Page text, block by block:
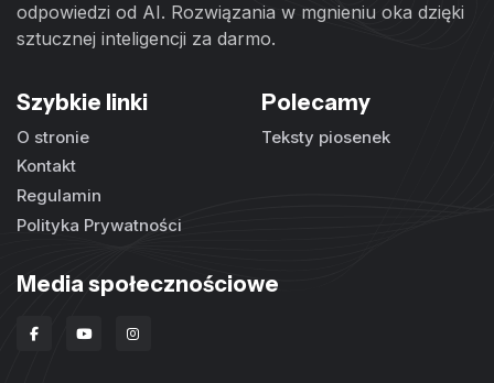
odpowiedzi od AI. Rozwiązania w mgnieniu oka dzięki
sztucznej inteligencji za darmo.
Szybkie linki
O stronie
Kontakt
Regulamin
Polityka Prywatności
Polecamy
Teksty piosenek
Media społecznościowe